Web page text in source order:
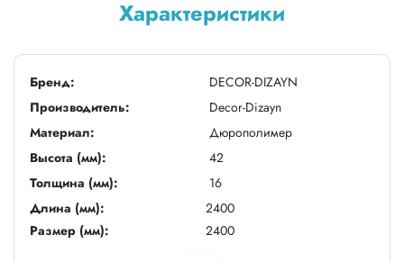
Характеристики
Бренд:
DECOR-DIZAYN
Производитель:
Decor-Dizayn
Материал:
Дюрополимер
Высота (мм):
42
Толщина (мм):
16
Длина (мм):
2400
Размер (мм):
2400